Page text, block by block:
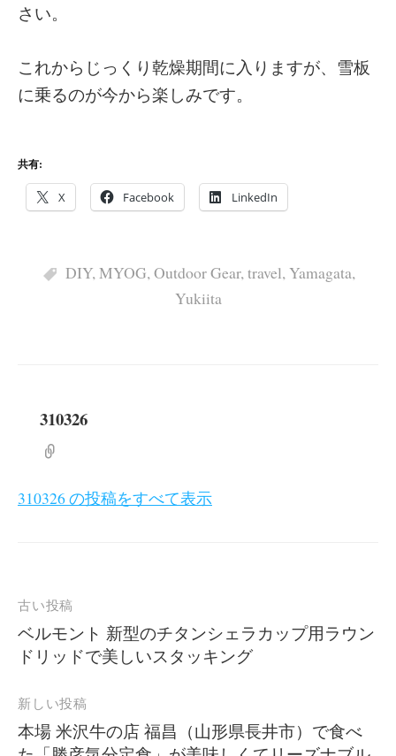
さい。
これからじっくり乾燥期間に入りますが、雪板
に乗るのが今から楽しみです。
共有:
X Facebook LinkedIn
DIY,MYOG,Outdoor Gear,travel,Yamagata,
Yukiita
310326
310326 の投稿をすべて表示
投
稿
ナ
ゲ
ー
古い投稿
ベルモント 新型のチタンシェラカップ用ラウン
ドリッドで美しいスタッキング
新しい投稿
本場 米沢牛の店 福昌（山形県長井市）で食べ